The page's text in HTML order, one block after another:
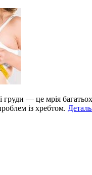
груди — це мрія
із хребтом.